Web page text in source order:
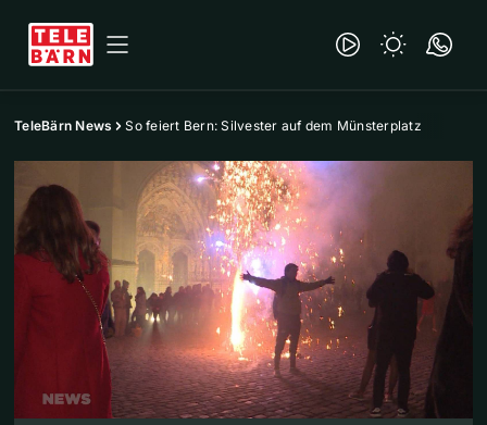
TeleBärn News So feiert Bern: Silvester auf dem Münsterplatz